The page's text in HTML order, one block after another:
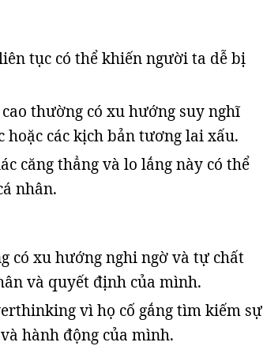
tục có thể khiến người ta dễ bị
thường có xu hướng suy nghĩ
các kịch bản tương lai xấu.
căng thẳng và lo lắng này có thể
nhân.
xu hướng nghi ngờ và tự chất
và quyết định của mình.
vì họ cố gắng tìm kiếm sự
hành động của mình.